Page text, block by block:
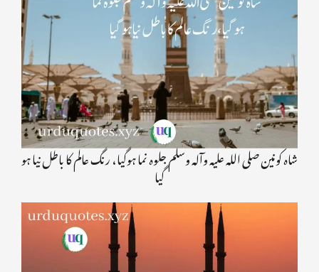
شاہ کونین صلی اللہ علیہ وآلہ وسلم جلوہ نما ہوگیا، رنگ عالم کا باطل نیا ہو
گیا